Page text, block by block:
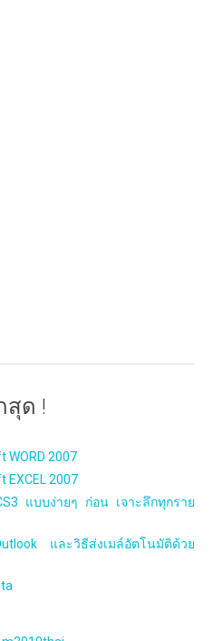
สุด !
2007
2007
แบบง่ายๆ ก่อน เจาะลึกทุกราย
และวิธีส่งเมล์อัตโนมัติด้วย